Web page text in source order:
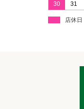
30
31
店休日